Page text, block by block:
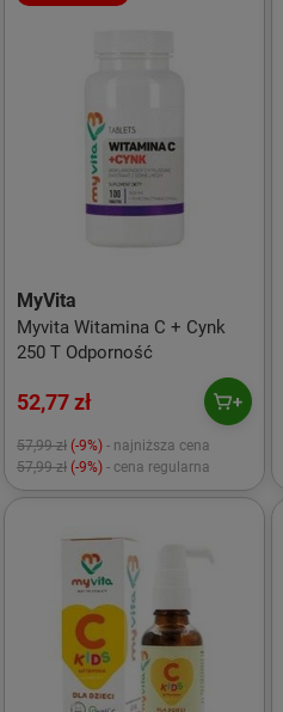
MyVita
Myvita Witamina C + Cynk
250 T Odporność
52,77 zł
57,99 zł (-9%) - najniższa cena
57,99 zł (-9%) - cena regularna